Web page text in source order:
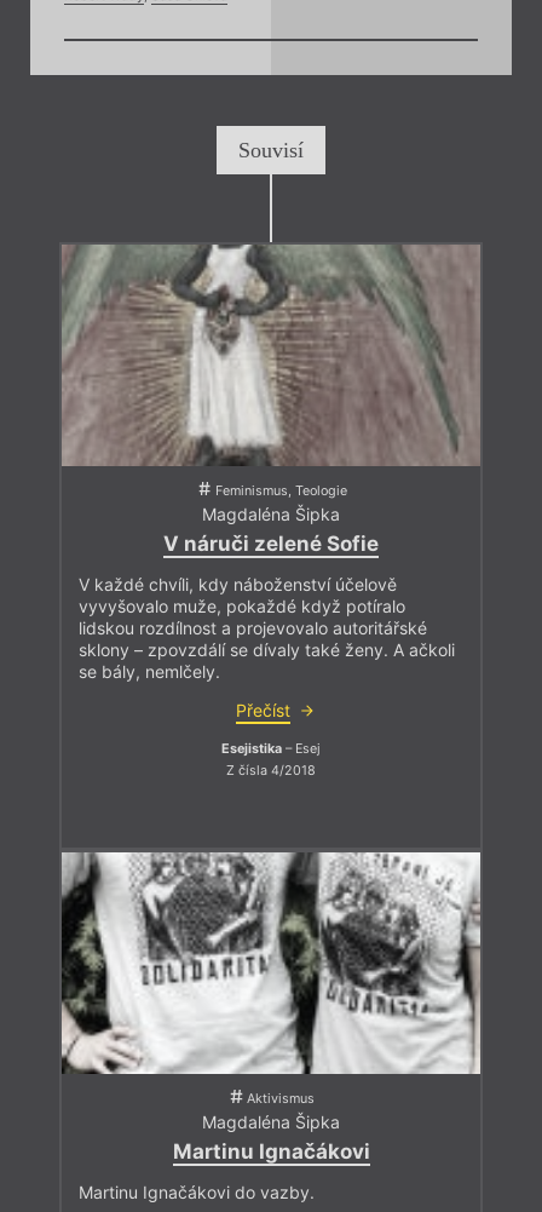
Souvisí
Feminismus, Teologie
Magdaléna Šipka
V náruči zelené Sofie
V každé chvíli, kdy náboženství účelově
vyvyšovalo muže, pokaždé když potíralo
lidskou rozdílnost a projevovalo autoritářské
sklony – zpovzdálí se dívaly také ženy. A ačkoli
se bály, nemlčely.
Přečíst
Esejistika – Esej
Z čísla 4/2018
Aktivismus
Magdaléna Šipka
Martinu Ignačákovi
Martinu Ignačákovi do vazby.